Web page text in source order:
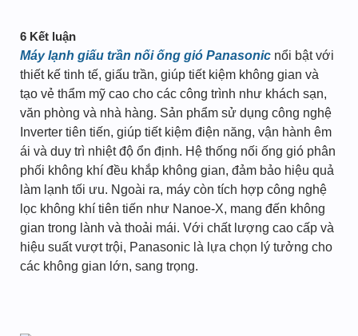
6 Kết luận
Máy lạnh giấu trần nối ống gió Panasonic nổi bật với
thiết kế tinh tế, giấu trần, giúp tiết kiệm không gian và
tạo vẻ thẩm mỹ cao cho các công trình như khách sạn,
văn phòng và nhà hàng. Sản phẩm sử dụng công nghệ
Inverter tiên tiến, giúp tiết kiệm điện năng, vận hành êm
ái và duy trì nhiệt độ ổn định. Hệ thống nối ống gió phân
phối không khí đều khắp không gian, đảm bảo hiệu quả
làm lạnh tối ưu. Ngoài ra, máy còn tích hợp công nghệ
lọc không khí tiên tiến như Nanoe-X, mang đến không
gian trong lành và thoải mái. Với chất lượng cao cấp và
hiệu suất vượt trội, Panasonic là lựa chọn lý tưởng cho
các không gian lớn, sang trọng.